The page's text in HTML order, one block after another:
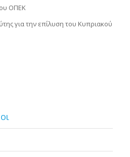
ΟΠΕΚ
για την επίλυση του Κυπριακού